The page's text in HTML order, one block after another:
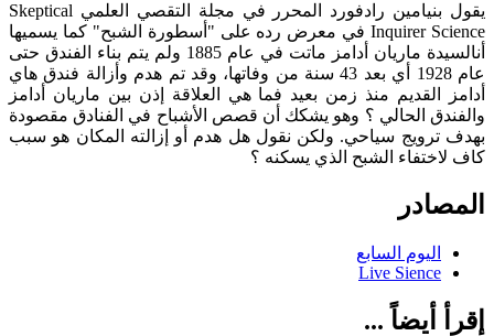
يقول بنيامين رادفورد المحرر في مجلة التقصي العلمي Skeptical
Inquirer Science في معرض رده على "أسطورة الشبح" كما يسميها
أنالسيدة ماريان أدامز ماتت في عام 1885 ولم يتم بناء الفندق حتى
عام 1928 أي بعد 43 سنة من وفاتها، وقد تم هدم وأزالة فندق هاي
أدامز القديم منذ زمن بعيد فما هي العلاقة إذن بين ماريان أدامز
والفندق الحالي ؟ وهو يشكك أن قصص الأشباح في الفنادق مقصودة
بهدف ترويج سياحي. ولكن نقول هل هدم أو إزالته المكان هو سبب
كاف لاختفاء الشبح الذي يسكنه ؟
المصادر
اليوم السابع
Live Sience
إقرأ أيضاً ...